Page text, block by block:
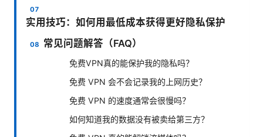
实用技巧：如何用最低成本获得更好隐私保护
常见问题解答（FAQ）
免费VPN真的能保护我的隐私吗？
免费 VPN 会不会记录我的上网历史？
免费 VPN 的速度通常会很慢吗？
如何知道我的数据没有被卖给第三方？